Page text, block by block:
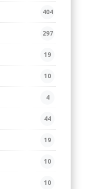
404
297
19
10
4
44
19
10
10